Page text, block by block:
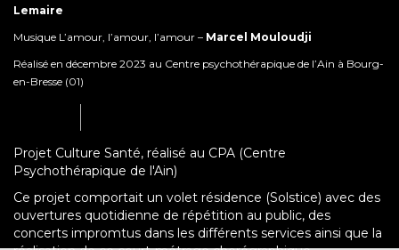
Lemaire
Musique L’amour, l’amour, l’amour – Marcel Mouloudji
Réalisé en décembre 2023 au Centre psychothérapique de l’Ain à Bourg-
en-Bresse (01)
Projet Culture Santé, réalisé au CPA (Centre
Psychothérapique de l'Ain)
Ce projet comportait un volet résidence (Solstice) avec des
ouvertures quotidienne de répétition au public, des
concerts impromtus dans les différents services ainsi que la